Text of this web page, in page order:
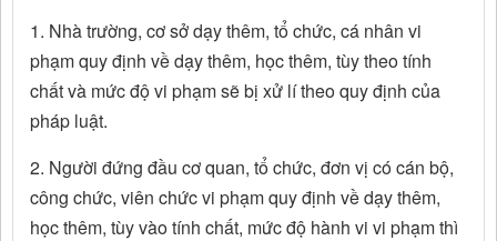
1. Nhà trường, cơ sở dạy thêm, tổ chức, cá nhân vi
phạm quy định về dạy thêm, học thêm, tùy theo tính
chất và mức độ vi phạm sẽ bị xử lí theo quy định của
pháp luật.
2. Người đứng đầu cơ quan, tổ chức, đơn vị có cán bộ,
công chức, viên chức vi phạm quy định về dạy thêm,
học thêm, tùy vào tính chất, mức độ hành vi vi phạm thì